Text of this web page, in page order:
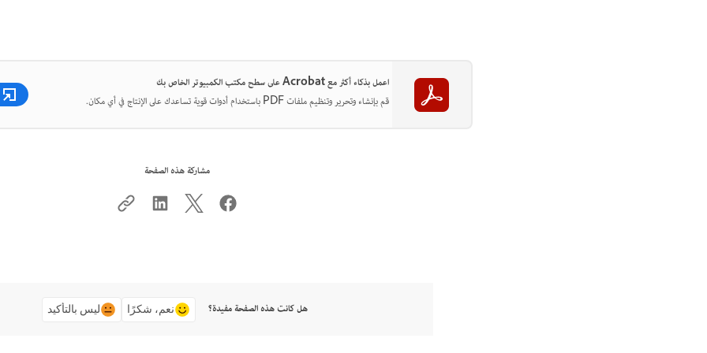
اعمل بذكاء أكثر مع Acrobat على سطح مكتب الكمبيوتر الخاص بك
قم بإنشاء وتحرير وتنظيم ملفات PDF باستخدام أدوات قوية تساعدك على الإنتاج في أي مكان.
مشاركة هذه الصفحة
هل كانت هذه الصفحة مفيدة؟ نعم، شكرًا ليس بالتأكيد